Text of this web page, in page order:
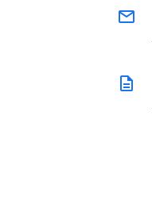
email
description